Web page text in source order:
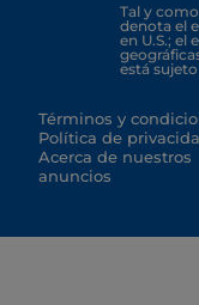
Tal y
denota el
en U.S.; el
está
Términos y
Política de
Acerca de nuestros
anuncios